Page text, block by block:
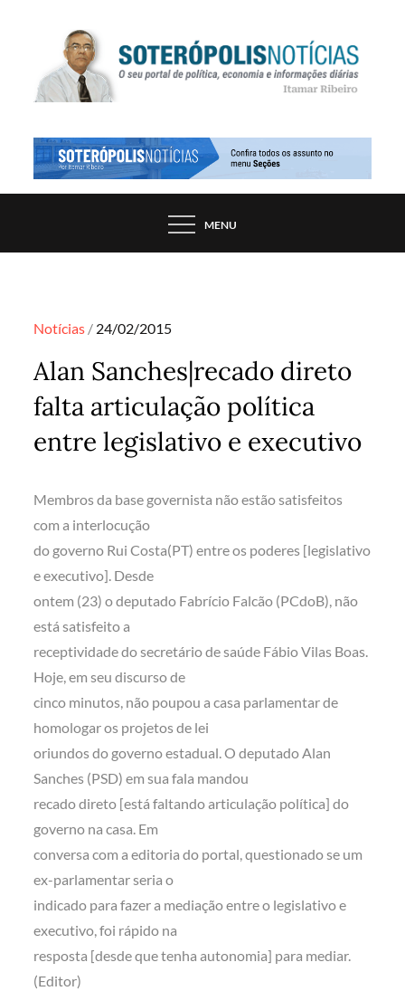
SOTERÓPOLIS NOTÍCIAS
PORTAL DE NOTÍCIAS DE SALVADOR E
MENU
Notícias Posted
24/02/2015
Alan Sanches|recado direto
falta articulação política
entre legislativo e executivo
Membros da base governista não estão satisfeitos
com a interlocução
do governo Rui Costa(PT) entre os poderes [legislativo
e executivo]. Desde
ontem (23) o deputado Fabrício Falcão (PCdoB), não
está satisfeito a
receptividade do secretário de saúde Fábio Vilas Boas.
Hoje, em seu discurso de
cinco minutos, não poupou a casa parlamentar de
homologar os projetos de lei
oriundos do governo estadual. O deputado Alan
Sanches (PSD) em sua fala mandou
recado direto [está faltando articulação política] do
governo na casa. Em
conversa com a editoria do portal, questionado se um
ex-parlamentar seria o
indicado para fazer a mediação entre o legislativo e
executivo, foi rápido na
resposta [desde que tenha autonomia] para mediar.
(Editor)